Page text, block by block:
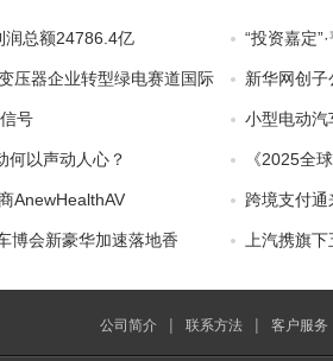
润总额24786.4亿 “投资嘉定
压器企业转型绿电赛道国际 新华网创
号 小型电动汽
何以声动人心？ 《2025全
AnewHealthAV 跨境支付通
博会新豪华加速落地香 上汽携旗
公司简介 | 联系方法 | 客户服务